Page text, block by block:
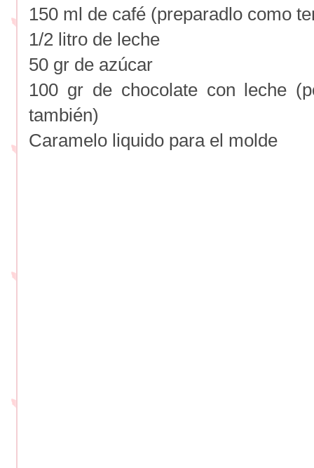
150 ml de café (preparadlo como
1/2 litro de leche
50 gr de azúcar
100 gr de chocolate con leche
también)
Caramelo liquido para el molde